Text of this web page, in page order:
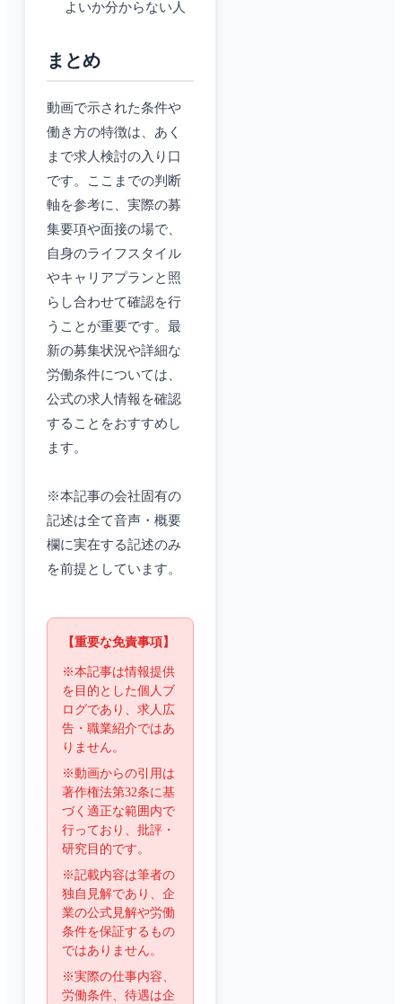
よいか分からない人
まとめ
動画で示された条件や
働き方の特徴は、あく
まで求人検討の入り口
です。ここまでの判断
軸を参考に、実際の募
集要項や面接の場で、
自身のライフスタイル
やキャリアプランと照
らし合わせて確認を行
うことが重要です。最
新の募集状況や詳細な
労働条件については、
公式の求人情報を確認
することをおすすめし
ます。
※本記事の会社固有の
記述は全て音声・概要
欄に実在する記述のみ
を前提としています。
【重要な免責事項】
※本記事は情報提供
を目的とした個人ブ
ログであり、求人広
告・職業紹介ではあ
りません。
※動画からの引用は
著作権法第32条に基
づく適正な範囲内で
行っており、批評・
研究目的です。
※記載内容は筆者の
独自見解であり、企
業の公式見解や労働
条件を保証するもの
ではありません。
※実際の仕事内容、
労働条件、待遇は企